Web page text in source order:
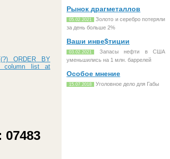
ORDER BY
column list at
Рынок драгметаллов
05.02.2021
Золото и серебро потеряли
за день больше 2%
Ваши инве$тиции
03.02.2021
Запасы нефти в США
уменьшились на 1 млн. баррелей
Особое мнение
15.07.2018 Уголовное дело для Габы